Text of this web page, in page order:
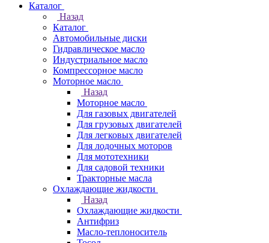
Каталог
Назад
Каталог
Автомобильные диски
Гидравлическое масло
Индустриальное масло
Компрессорное масло
Моторное масло
Назад
Моторное масло
Для газовых двигателей
Для грузовых двигателей
Для легковых двигателей
Для лодочных моторов
Для мототехники
Для садовой техники
Тракторные масла
Охлаждающие жидкости
Назад
Охлаждающие жидкости
Антифриз
Масло-теплоноситель